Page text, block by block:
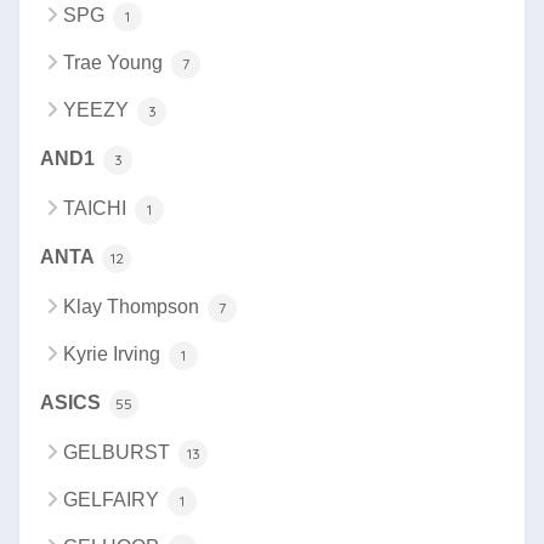
SPG 1
Trae Young 7
YEEZY 3
AND1 3
TAICHI 1
ANTA 12
Klay Thompson 7
Kyrie Irving 1
ASICS 55
GELBURST 13
GELFAIRY 1